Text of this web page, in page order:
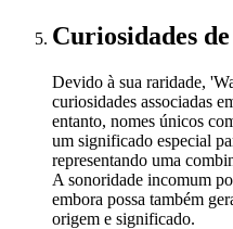
Curiosidades
Devido à sua raridade,
curiosidades associadas
entanto, nomes únicos
um significado especial
representando uma
A sonoridade incomum
embora possa também
origem e significado.